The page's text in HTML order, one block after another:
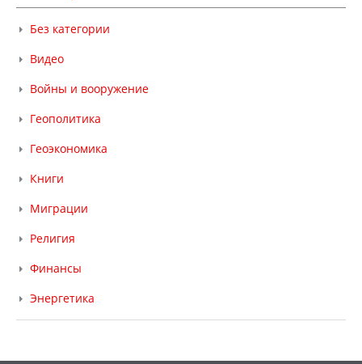
Без категории
Видео
Войны и вооружение
Геополитика
Геоэкономика
Книги
Миграции
Религия
Финансы
Энергетика